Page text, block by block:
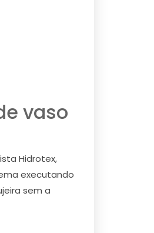
vaso
Hidrotex,
executando
sem a